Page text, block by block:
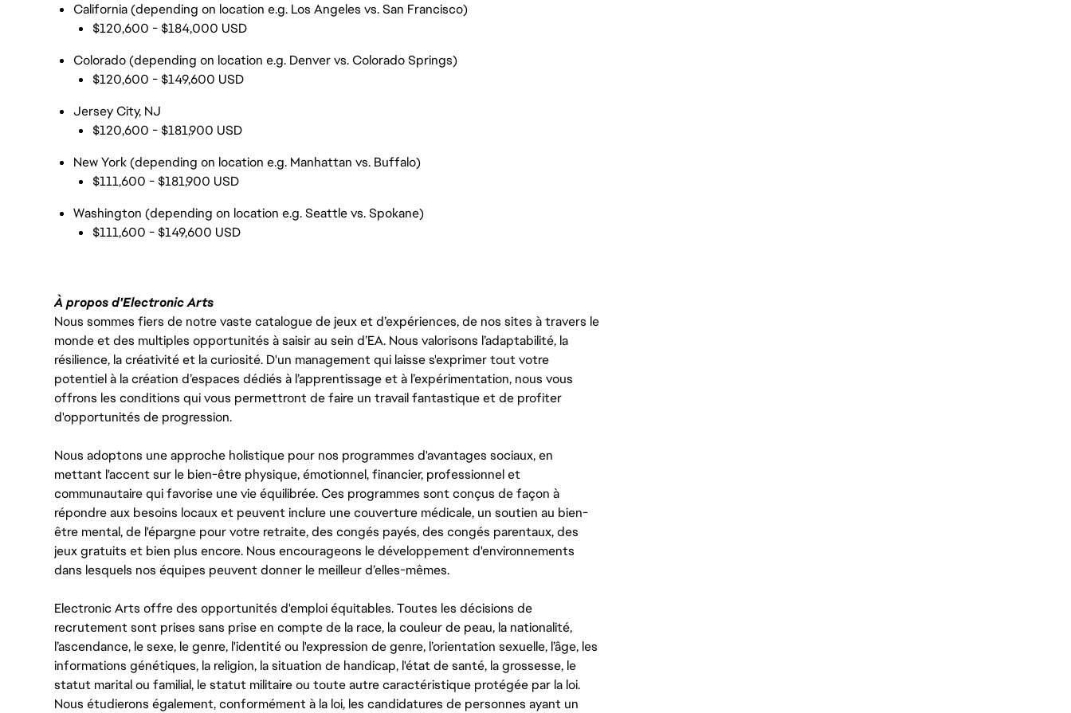
California (depending on location e.g. Los Angeles vs. San Francisco)
$120,600 - $184,000 USD
Colorado (depending on location e.g. Denver vs. Colorado Springs)
$120,600 - $149,600 USD
Jersey City, NJ
$120,600 - $181,900 USD
New York (depending on location e.g. Manhattan vs. Buffalo)
$111,600 - $181,900 USD
Washington (depending on location e.g. Seattle vs. Spokane)
$111,600 - $149,600 USD
À propos d'Electronic Arts
Nous sommes fiers de notre vaste catalogue de jeux et d’expériences, de nos sites à travers le
monde et des multiples opportunités à saisir au sein d’EA. Nous valorisons l’adaptabilité, la
résilience, la créativité et la curiosité. D'un management qui laisse s'exprimer tout votre
potentiel à la création d’espaces dédiés à l’apprentissage et à l’expérimentation, nous vous
offrons les conditions qui vous permettront de faire un travail fantastique et de profiter
d'opportunités de progression.
Nous adoptons une approche holistique pour nos programmes d'avantages sociaux, en
mettant l'accent sur le bien-être physique, émotionnel, financier, professionnel et
communautaire qui favorise une vie équilibrée. Ces programmes sont conçus de façon à
répondre aux besoins locaux et peuvent inclure une couverture médicale, un soutien au bien-
être mental, de l'épargne pour votre retraite, des congés payés, des congés parentaux, des
jeux gratuits et bien plus encore. Nous encourageons le développement d'environnements
dans lesquels nos équipes peuvent donner le meilleur d’elles-mêmes.
Electronic Arts offre des opportunités d'emploi équitables. Toutes les décisions de
recrutement sont prises sans prise en compte de la race, la couleur de peau, la nationalité,
l’ascendance, le sexe, le genre, l'identité ou l'expression de genre, l’orientation sexuelle, l’âge, les
informations génétiques, la religion, la situation de handicap, l'état de santé, la grossesse, le
statut marital ou familial, le statut militaire ou toute autre caractéristique protégée par la loi.
Nous étudierons également, conformément à la loi, les candidatures de personnes ayant un